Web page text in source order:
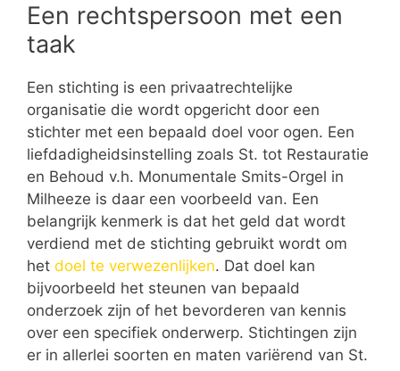
Een rechtspersoon met een
taak
Een stichting is een privaatrechtelijke
organisatie die wordt opgericht door een
stichter met een bepaald doel voor ogen. Een
liefdadigheidsinstelling zoals St. tot Restauratie
en Behoud v.h. Monumentale Smits-Orgel in
Milheeze is daar een voorbeeld van. Een
belangrijk kenmerk is dat het geld dat wordt
verdiend met de stichting gebruikt wordt om
het doel te verwezenlijken. Dat doel kan
bijvoorbeeld het steunen van bepaald
onderzoek zijn of het bevorderen van kennis
over een specifiek onderwerp. Stichtingen zijn
er in allerlei soorten en maten variërend van St.